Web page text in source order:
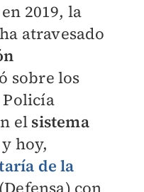
2019, la
ha atravesado
sobre los
el sistema
hoy,
de la
(Defensa) con